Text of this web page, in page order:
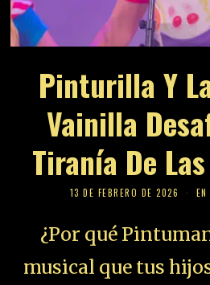
Pinturilla Y
Vainilla
Tiranía De
13 DE FEBRERO DE 2026
¿Por qué
musical que tus